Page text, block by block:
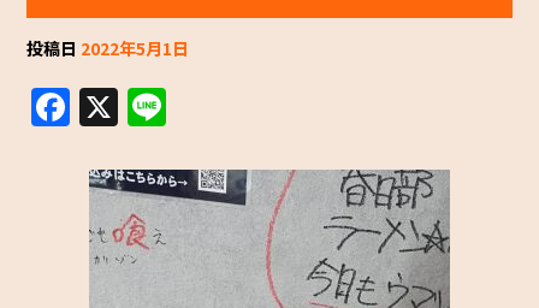
投稿日 2022年5月1日
F
a
c
e
b
X
e